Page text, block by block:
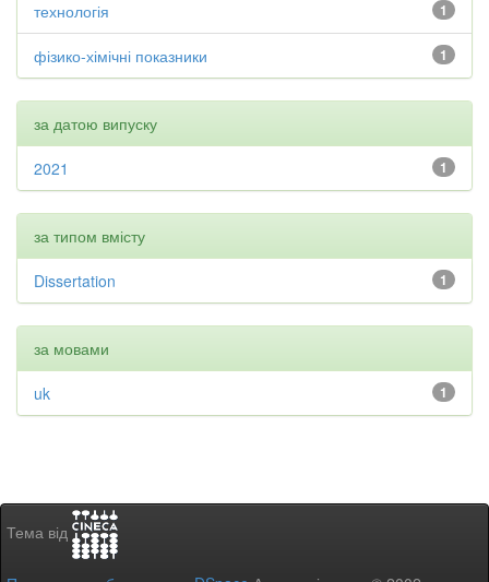
1
технологія
1
фізико-хімічні показники
за датою випуску
1
2021
за типом вмісту
1
Dissertation
за мовами
1
uk
Тема від